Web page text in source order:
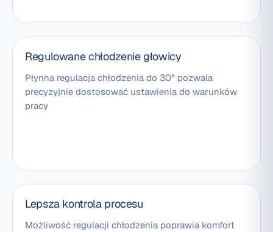
Regulowane chłodzenie głowicy
Płynna regulacja chłodzenia do 30° pozwala
precyzyjnie dostosować ustawienia do warunków
pracy
Lepsza kontrola procesu
Możliwość regulacji chłodzenia poprawia komfort